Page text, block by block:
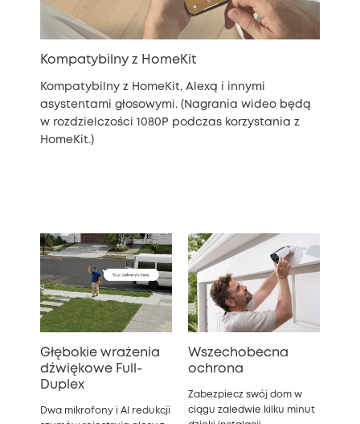
Kompatybilny z HomeKit
Kompatybilny z HomeKit, Alexą i innymi
asystentami głosowymi. (Nagrania wideo będą
w rozdzielczości 1080P podczas korzystania z
HomeKit.)
Głębokie wrażenia
dźwiękowe Full-
Duplex
Dwa mikrofony i AI redukcji
Wszechobecna
ochrona
Zabezpiecz swój dom w
ciągu zaledwie kilku minut